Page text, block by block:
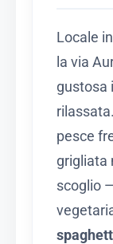
Locale
la via
gustosa
pesce
grigliata
scoglio